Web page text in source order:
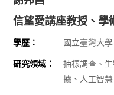
信望愛講座教授、學
學歷： 國立臺灣大
研究領域：
抽樣調查、
據、人工智慧